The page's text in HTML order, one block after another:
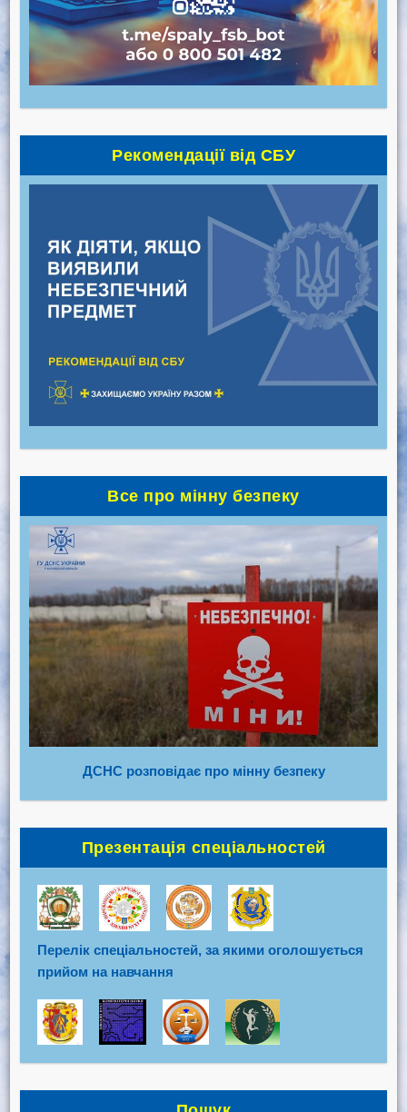
Рекомендації від СБУ
Все про мінну безпеку
ДСНС розповідає про мінну безпеку
Презентація спеціальностей
Перелік спеціальностей, за якими оголошується
прийом на навчання